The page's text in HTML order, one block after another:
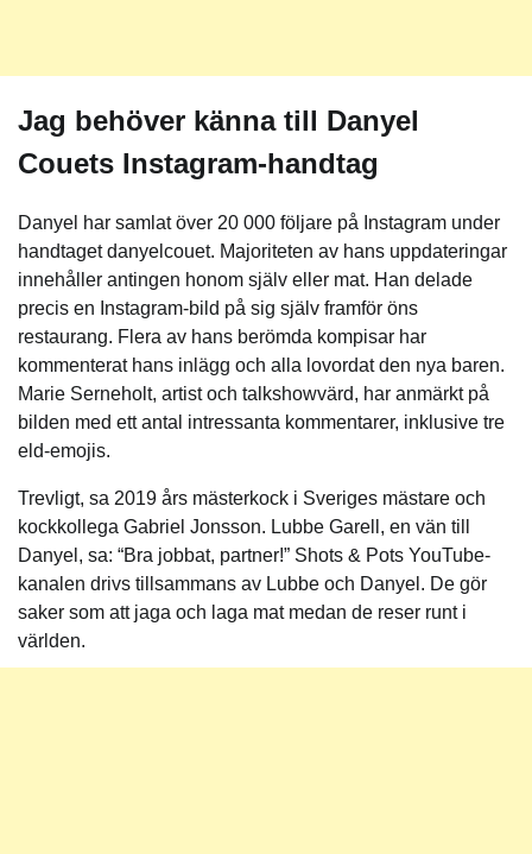
Jag behöver känna till Danyel
Couets Instagram-handtag
Danyel har samlat över 20 000 följare på Instagram under
handtaget danyelcouet. Majoriteten av hans uppdateringar
innehåller antingen honom själv eller mat. Han delade
precis en Instagram-bild på sig själv framför öns
restaurang. Flera av hans berömda kompisar har
kommenterat hans inlägg och alla lovordat den nya baren.
Marie Serneholt, artist och talkshowvärd, har anmärkt på
bilden med ett antal intressanta kommentarer, inklusive tre
eld-emojis.
Trevligt, sa 2019 års mästerkock i Sveriges mästare och
kockkollega Gabriel Jonsson. Lubbe Garell, en vän till
Danyel, sa: “Bra jobbat, partner!” Shots & Pots YouTube-
kanalen drivs tillsammans av Lubbe och Danyel. De gör
saker som att jaga och laga mat medan de reser runt i
världen.